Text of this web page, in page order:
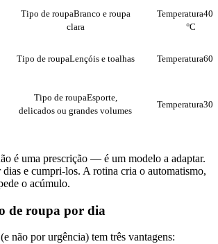
Tipo de roupaBranco e roupa
clara
Temperatura40-
°C
Tipo de roupaLençóis e toalhas Temperatura60
Tipo de roupaEsporte,
delicados ou grandes volumes
Temperatura30
é uma prescrição — é um modelo a adaptar.
e cumpri-los. A rotina cria o automatismo,
o acúmulo.
de roupa por dia
não por urgência) tem três vantagens: